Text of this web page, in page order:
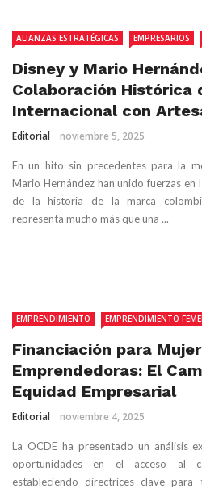
ALIANZAS ESTRATÉGICAS EMPRESARIOS
Disney y Mario
Colaboración Histórica
Internacional con
Editorial noviembre 5, 2025
En un hito sin precedentes para la
Mario Hernández han unido fuerzas
de la historia de la marca
representa mucho más que una ...
EMPRENDIMIENTO EMPRENDIMIENTO
Financiación para
Emprendedoras: El
Equidad Empresarial
Editorial noviembre 4, 2025
La OCDE ha presentado un análisis
oportunidades en el acceso al
estableciendo directrices clave